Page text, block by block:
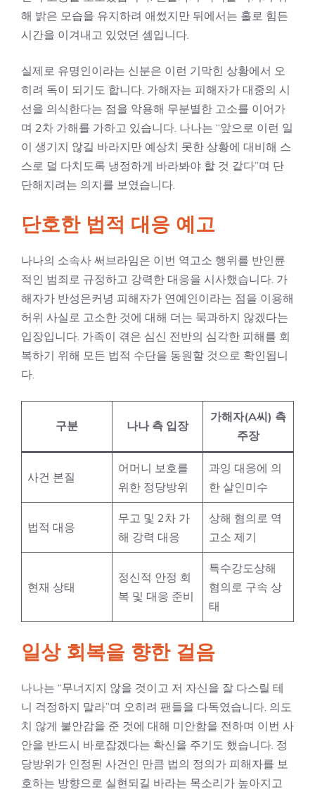
해 밝은 모습을 유지하려 애썼지만 뒤에서는 홀로 힘든
시간을 이겨내고 있었던 셈입니다.
실제로 유명인이라는 신분은 이런 기막힌 상황에서 오
히려 독이 되기도 합니다. 가해자는 피해자가 대중의 시
선을 의식한다는 점을 악용해 무분별한 고소를 이어가
며 2차 가해를 가하고 있습니다. 나나는 “앞으로 이런 일
이 생기지 않길 바라지만 예상치 못한 상황에 대비해 스
스로 덜 다치도록 냉정하게 바라봐야 할 것 같다”며 단
단해지려는 의지를 보였습니다.
단호한 법적 대응 예고
나나의 소속사 써브라임은 이번 역고소 행위를 반인륜
적인 범죄로 규정하고 강력한 대응을 시사했습니다. 가
해자가 반성은커녕 피해자가 연예인이라는 점을 이용해
허위 사실로 고소한 것에 대해 더는 묵과하지 않겠다는
입장입니다. 가족이 겪은 심신 전반의 심각한 피해를 회
복하기 위해 모든 법적 수단을 동원할 것으로 확인됩니
다.
구분 나나 측 입장
가해자(A씨) 측
주장
사건 본질
어머니 보호를
위한 정당방위
과잉 대응에 의
한 살인미수
법적 대응
무고 및 2차 가
해 강력 대응
상해 혐의로 역
고소 제기
현재 상태
정신적 안정 회
복 및 대응 준비
특수강도상해
혐의로 구속 상
태
일상 회복을 향한 걸음
나나는 “무너지지 않을 것이고 저 자신을 잘 다스릴 테
니 걱정하지 말라”며 오히려 팬들을 다독였습니다. 의도
치 않게 불안감을 준 것에 대해 미안함을 전하며 이번 사
안을 반드시 바로잡겠다는 확신을 주기도 했습니다. 정
당방위가 인정된 사건인 만큼 법의 정의가 피해자를 보
호하는 방향으로 실현되길 바라는 목소리가 높아지고